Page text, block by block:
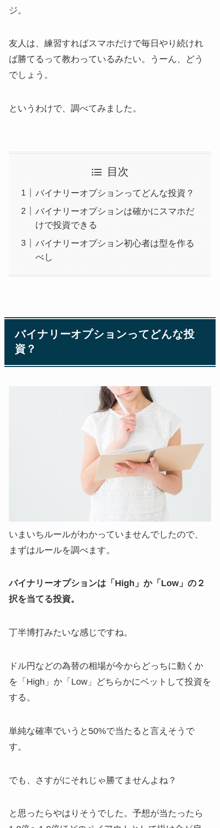
ジ。
友人は、練習すればスマホだけで毎日やり続けれ
ば勝てるって教わっているみたい。うーん、どう
でしょう。
というわけで、調べてみました。
目次
バイナリーオプションってどんな投資？
バイナリーオプションは確かにスマホだ
けで投資できる
バイナリーオプション初心者は型を作る
べし
バイナリーオプションってどんな投
資？
いまいちルールがわかっていませんでしたので、
まずはルールを調べます。
バイナリーオプションは「High」か「Low」の２
択を当てる投資。
丁半博打みたいな感じですね。
ドル円などの為替の相場が今からどっちに動くか
を「High」か「Low」どちらかにベットして投資を
する。
単純な確率でいうと50%で当たると言えそうで
す。
でも、さすがにそれじゃ勝てませんよね？
と思ったらやはりそうでした。予想が当たったら